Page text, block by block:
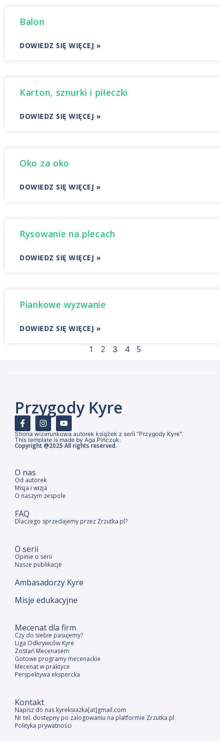
Balon
DOWIEDZ SIĘ WIĘCEJ »
Karton, sznurki i piłeczki
DOWIEDZ SIĘ WIĘCEJ »
Oko za oko
DOWIEDZ SIĘ WIĘCEJ »
Rysowanie na plecach
DOWIEDZ SIĘ WIĘCEJ »
Piankowe wyzwanie
DOWIEDZ SIĘ WIĘCEJ »
1 2 3 4 5
Przygody Kyre
Strona wizerunkowa autorek książek z serii "Przygody Kyre".
This template is made by Aga Pińczuk.
Copyright @2025 All rights reserved.
O nas
Od autorek
Misja i wizja
O naszym zespole
FAQ
Dlaczego sprzedajemy przez Zrzutka.pl?
O serii
Opinie o serii
Nasze publikacje
Ambasadorzy Kyre
Misje edukacyjne
Mecenat dla firm
Czy do siebie pasujemy?
Liga Odkrywców Kyre
Zostań Mecenasem
Gotowe programy mecenackie
Mecenat w praktyce
Perspektywa ekspercka
Kontakt
Napisz do nas kyreksiazka[at]gmail.com
Nr tel. dostępny po zalogowaniu na platformie Zrzutka.pl
Polityka prywatności